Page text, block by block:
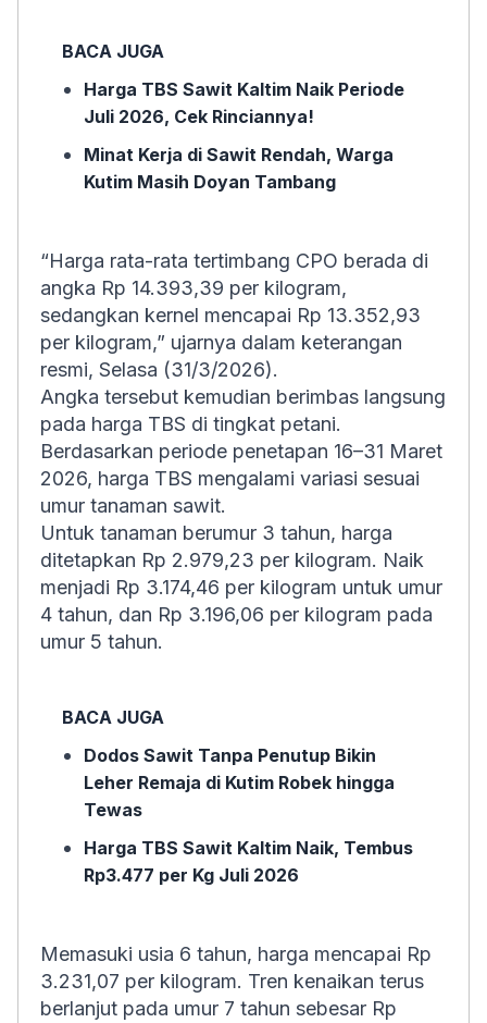
BACA JUGA
Harga TBS Sawit Kaltim Naik Periode
Juli 2026, Cek Rinciannya!
Minat Kerja di Sawit Rendah, Warga
Kutim Masih Doyan Tambang
“Harga rata-rata tertimbang CPO berada di
angka Rp 14.393,39 per kilogram,
sedangkan kernel mencapai Rp 13.352,93
per kilogram,” ujarnya dalam keterangan
resmi, Selasa (31/3/2026).
Angka tersebut kemudian berimbas langsung
pada harga TBS di tingkat petani.
Berdasarkan periode penetapan 16–31 Maret
2026, harga TBS mengalami variasi sesuai
umur tanaman sawit.
Untuk tanaman berumur 3 tahun, harga
ditetapkan Rp 2.979,23 per kilogram. Naik
menjadi Rp 3.174,46 per kilogram untuk umur
4 tahun, dan Rp 3.196,06 per kilogram pada
umur 5 tahun.
BACA JUGA
Dodos Sawit Tanpa Penutup Bikin
Leher Remaja di Kutim Robek hingga
Tewas
Harga TBS Sawit Kaltim Naik, Tembus
Rp3.477 per Kg Juli 2026
Memasuki usia 6 tahun, harga mencapai Rp
3.231,07 per kilogram. Tren kenaikan terus
berlanjut pada umur 7 tahun sebesar Rp